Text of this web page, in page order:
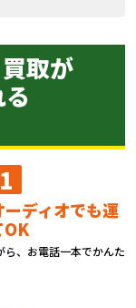
取が
ディオでも運
OK
ら、お電話一本でかんた